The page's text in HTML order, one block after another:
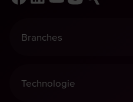
Branches
Construction Mécanique
Technologie